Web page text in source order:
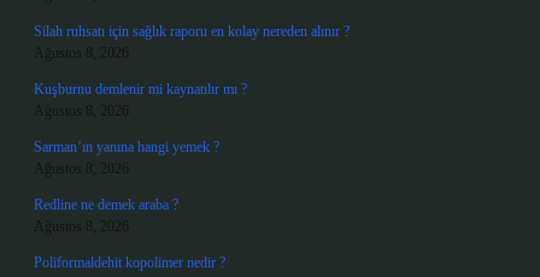
Silah ruhsatı için sağlık raporu en kolay nereden alınır ?
Ağustos 8, 2026
Kuşburnu demlenir mi kaynatılır mı ?
Ağustos 8, 2026
Sarman’ın yanına hangi yemek ?
Ağustos 8, 2026
Redline ne demek araba ?
Ağustos 8, 2026
Poliformaldehit kopolimer nedir ?